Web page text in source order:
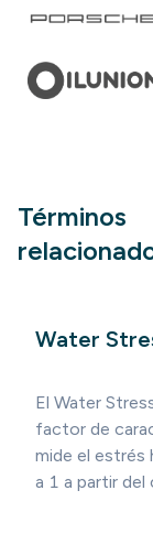
Términos
Water
El Water
factor de
mide el estrés
a 1 a partir